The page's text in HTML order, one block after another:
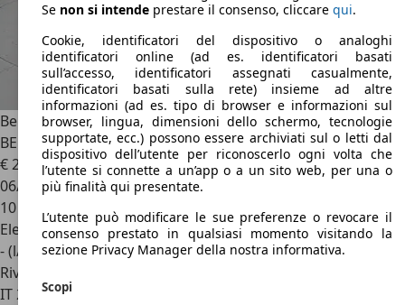
Bentley Flying SpurFlying Spur Hybrid Azure 26MY -
BENTLEY MILANO
€ 293.0001
06/2025
10 km
Elettrica/Benzina
- (l/100 km)
Rivenditore
IT 20157Milano - Mi
Se non si intende prestare il consenso, cliccare qui.
Cookie, identificatori del dispositivo o analoghi
identificatori online (ad es. identificatori basati
sull’accesso, identificatori assegnati casualmente,
identificatori basati sulla rete) insieme ad altre
informazioni (ad es. tipo di browser e informazioni sul
browser, lingua, dimensioni dello schermo, tecnologie
supportate, ecc.) possono essere archiviati sul o letti dal
dispositivo dell’utente per riconoscerlo ogni volta che
l’utente si connette a un’app o a un sito web, per una o
più finalità qui presentate.
L’utente può modificare le sue preferenze o revocare il
consenso prestato in qualsiasi momento visitando la
sezione Privacy Manager della nostra informativa.
Scopi